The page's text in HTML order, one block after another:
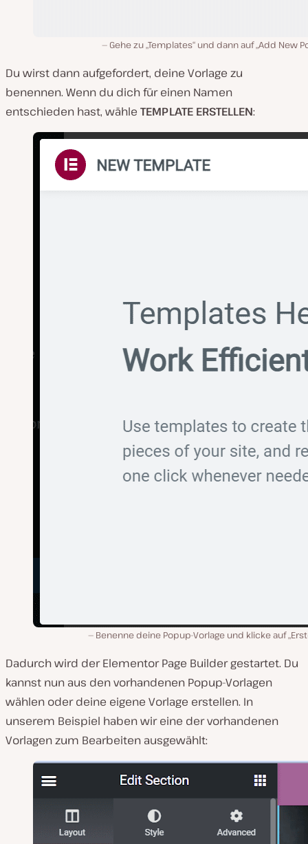
Gehe zu „Templates“ und dann auf „Add New
Du wirst dann aufgefordert, deine Vorlage zu
benennen. Wenn du dich für einen Namen
entschieden hast, wähle TEMPLATE ERSTELLEN:
Benenne deine Popup-Vorlage und klicke auf
Dadurch wird der Elementor Page Builder gestartet. Du
kannst nun aus den vorhandenen Popup-Vorlagen
wählen oder deine eigene Vorlage erstellen. In
unserem Beispiel haben wir eine der vorhandenen
Vorlagen zum Bearbeiten ausgewählt: